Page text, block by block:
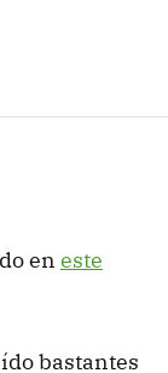
en este
bastantes